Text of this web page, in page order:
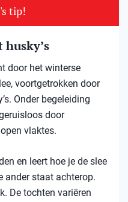
tip!
door het winterse
voortgetrokken door
Onder begeleiding
door
vlaktes.
en leert hoe je de slee
ander staat achterop.
De tochten variëren